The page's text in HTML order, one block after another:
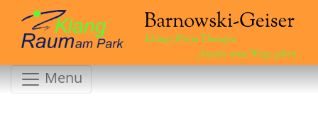
Klänge.Worte.Therapie
...kreativ neue Wege gehen
Menu